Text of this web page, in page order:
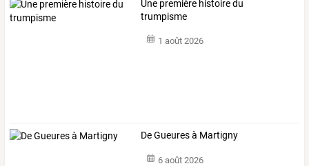
Une première histoire du
trumpisme
1 août 2026
De Gueures à Martigny
6 août 2026